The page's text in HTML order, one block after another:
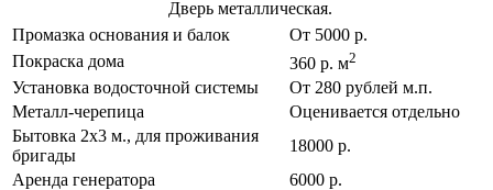
Дверь металлическая.
Промазка основания и балок
От 5000 р.
Покраска дома
360 р. м2
Установка водосточной системы
От 280 рублей м.п.
Металл-черепица
Оценивается отдельно
Бытовка 2х3 м., для проживания
бригады
18000 р.
Аренда генератора
6000 р.